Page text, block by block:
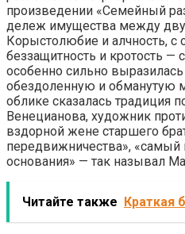
произведении «Семейный
дележ имущества между
Корыстолюбие и алчность, с
беззащитность и кротость —
особенно сильно
обездоленную и обманутую
облике сказалась традиция
Венецианова, художник
вздорной жене старшего
передвижничества»,
основания» — так называл
Читайте также Краткая